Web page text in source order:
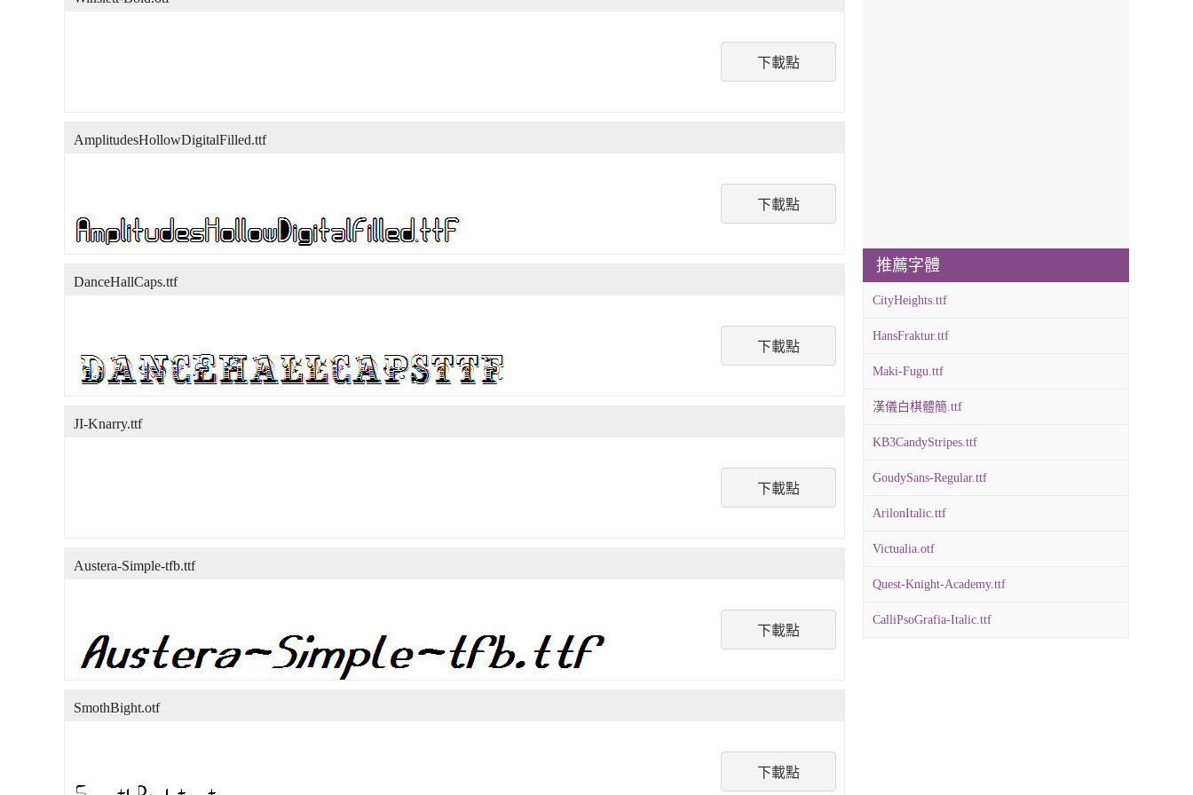
下載點
下載點
AmplitudesHollowDigitalFilled.ttf
下載點
DanceHallCaps.ttf
下載點
JI-Knarry.ttf
下載點
Austera-Simple-tfb.ttf
下載點
SmothBight.otf
推薦字體
CityHeights.ttf
HansFraktur.ttf
Maki-Fugu.ttf
漢儀白棋體簡.ttf
KB3CandyStripes.ttf
GoudySans-Regular.ttf
ArilonItalic.ttf
Victualia.otf
Quest-Knight-Academy.ttf
CalliPsoGrafia-Italic.ttf